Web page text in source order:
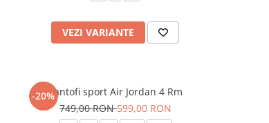
VEZI VARIANTE
-20%Pantofi sport Air Jordan 4 Rm
749,00 RON599,00 RON